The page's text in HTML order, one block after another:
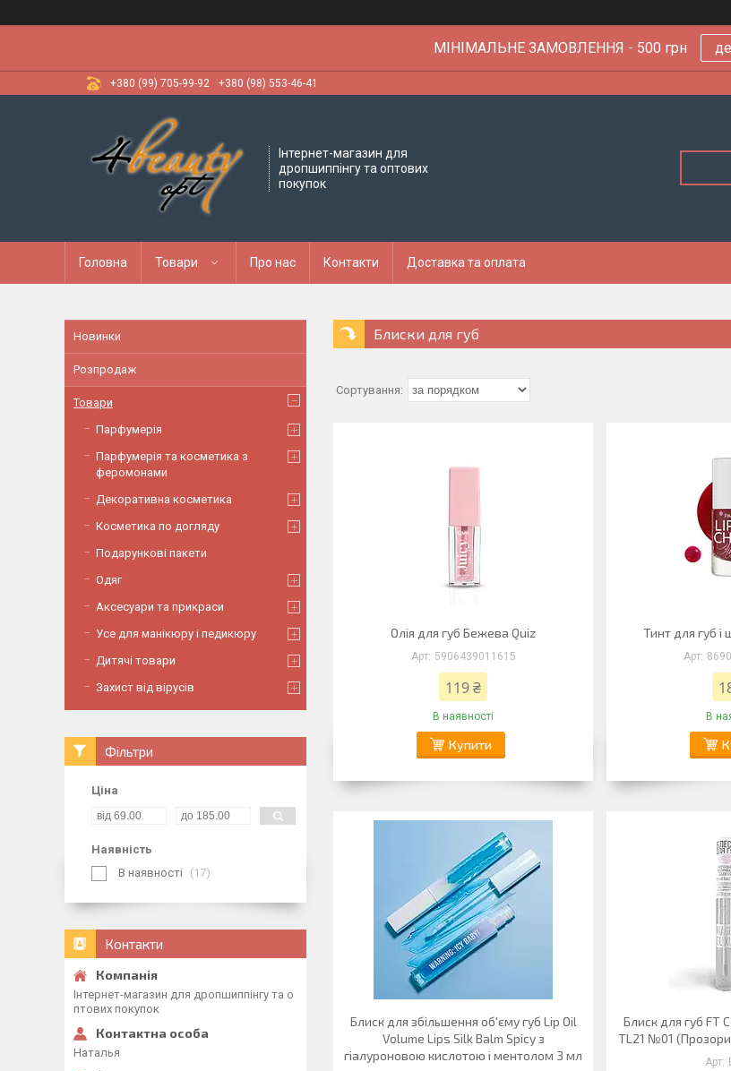
МІНІМАЛЬНЕ ЗАМОВЛЕННЯ - 500 грн
+380 (99) 705-99-92 +380 (98) 553-46-41
Інтернет-магазин для
дропшиппінгу та оптових
покупок
Головна Товари Про нас Контакти Доставка та оплата
Блиски для губ
Олія для губ Бежева Quiz
5906439011615
119 ₴
В наявності
Купити
Тинт для губ і
В
Блиск для збільшення об'єму губ Lip Oil
Volume Lips Silk Balm Spicy з
гіалуроновою кислотою і ментолом 3 мл
Блиск для губ FT
TL21 №01
Новинки
Розпродаж
Товари
Парфумерія
Парфумерія та косметика з
феромонами
Декоративна косметика
Косметика по догляду
Подарункові пакети
Одяг
Аксесуари та прикраси
Усе для манікюру і педикюру
Дитячі товари
Захист від вірусів
Фільтри
Ціна
Наявність
В наявності
17
Контакти
Інтернет-магазин для дропшиппінгу та о
птових покупок
Наталья